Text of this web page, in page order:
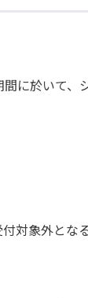
に於いて、
対象外とな